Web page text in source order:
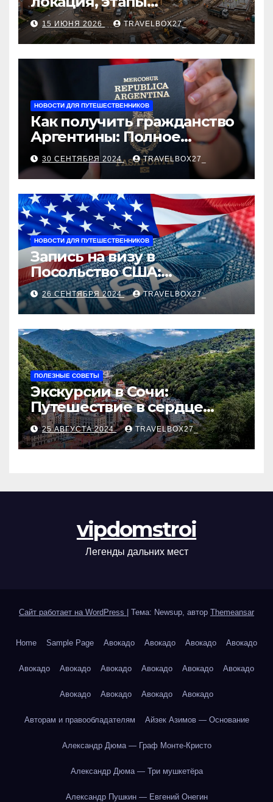
строительства, проверка
застройщика, сценарии
оформления сделки и
рыночные ориентиры
15 ИЮНЯ 2026 TRAVELBOX27_
НОВОСТИ ДЛЯ ПУТЕШЕСТВЕННИКОВ
Как получить гражданство
Аргентины: Полное
руководство
30 СЕНТЯБРЯ 2024 TRAVELBOX27_
НОВОСТИ ДЛЯ ПУТЕШЕСТВЕННИКОВ
Запись на визу в
Посольство США:
Пошаговое руководство
26 СЕНТЯБРЯ 2024 TRAVELBOX27_
ПОЛЕЗНЫЕ СОВЕТЫ
Экскурсии в Сочи:
Путешествие в сердце
Черноморского курорта
25 АВГУСТА 2024 TRAVELBOX27_
vipdomstroi
Легенды дальних мест
Сайт работает на WordPress Тема: Newsup, автор Themeansar
Home Sample Page Авокадо Авокадо Авокадо Авокадо
Авокадо Авокадо Авокадо Авокадо Авокадо Авокадо
Авокадо Авокадо Авокадо Авокадо
Авторам и правообладателям Айзек Азимов — Основание
Александр Дюма — Граф Монте-Кристо
Александр Дюма — Три мушкетёра
Александр Пушкин — Евгений Онегин